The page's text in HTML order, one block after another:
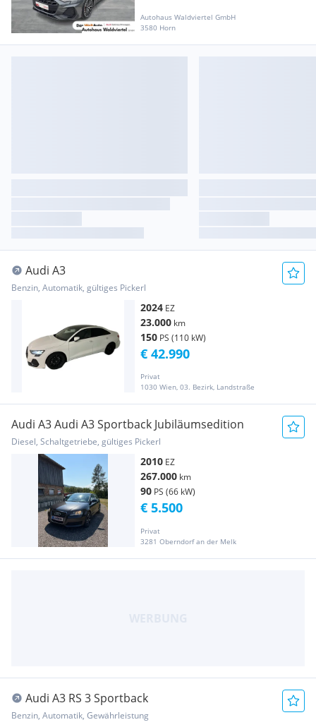
Autohaus Waldviertel GmbH
3580 Horn
Audi A3
Benzin, Automatik, gültiges Pickerl
2024 EZ
23.000 km
150 PS (110 kW)
Privat
1030 Wien, 03. Bezirk, Landstraße
€ 42.990
Audi A3 Audi A3 Sportback Jubiläumsedition
Diesel, Schaltgetriebe, gültiges Pickerl
2010 EZ
267.000 km
90 PS (66 kW)
Privat
3281 Oberndorf an der Melk
€ 5.500
Audi A3 RS 3 Sportback
Benzin, Automatik, Gewährleistung